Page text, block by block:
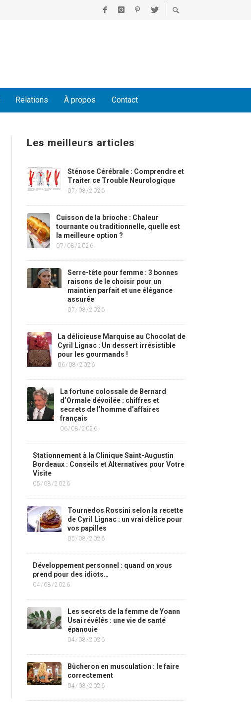
Relations À propos Contact
Les meilleurs articles
Sténose Cérébrale : Comprendre et
Traiter ce Trouble Neurologique
07/08/2026
Cuisson de la brioche : Chaleur
tournante ou traditionnelle, quelle est
la meilleure option ?
07/08/2026
Serre-tête pour femme : 3 bonnes
raisons de le choisir pour un
maintien parfait et une élégance
assurée
07/08/2026
La délicieuse Marquise au Chocolat de
Cyril Lignac : Un dessert irrésistible
pour les gourmands !
06/08/2026
La fortune colossale de Bernard
d’Ormale dévoilée : chiffres et
secrets de l’homme d’affaires
français
06/08/2026
Stationnement à la Clinique Saint-Augustin
Bordeaux : Conseils et Alternatives pour Votre
Visite
05/08/2026
Tournedos Rossini selon la recette
de Cyril Lignac : un vrai délice pour
vos papilles
05/08/2026
Développement personnel : quand on vous
prend pour des idiots…
04/08/2026
Les secrets de la femme de Yoann
Usai révélés : une vie de santé
épanouie
04/08/2026
Bûcheron en musculation : le faire
correctement
04/08/2026